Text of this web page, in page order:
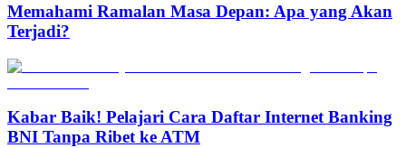
Memahami Ramalan Masa Depan: Apa yang Akan
Terjadi?
Kabar Baik! Pelajari Cara Daftar Internet Banking
BNI Tanpa Ribet ke ATM